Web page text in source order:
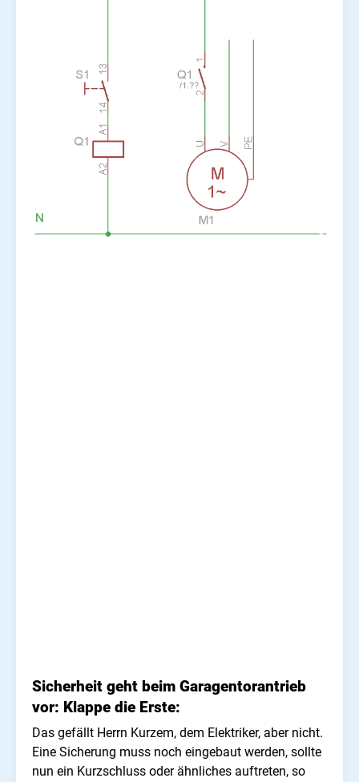
Sicherheit geht beim Garagentorantrieb
vor: Klappe die Erste:
Das gefällt Herrn Kurzem, dem Elektriker, aber nicht.
Eine Sicherung muss noch eingebaut werden, sollte
nun ein Kurzschluss oder ähnliches auftreten, so